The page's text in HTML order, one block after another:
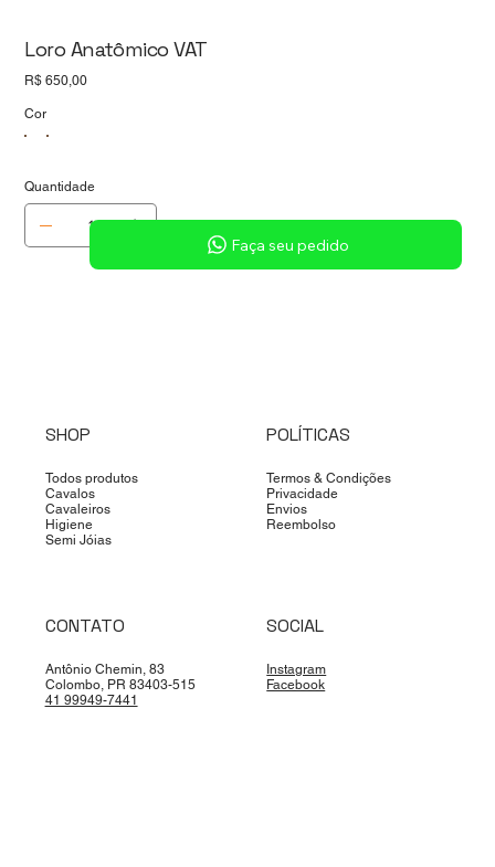
Loro Anatômico VAT
Preço
R$ 650,00
Cor
Quantidade
Faça seu pedido
SHOP
Todos produtos
Cavalos
Cavaleiros
Higiene
Semi Jóias
POLÍTICAS
Termos & Condições
Privacidade
Envios
Reembolso
CONTATO
Antônio Chemin, 83
Colombo, PR 83403-515
41 99949-7441
SOCIAL
Instagram
Facebook